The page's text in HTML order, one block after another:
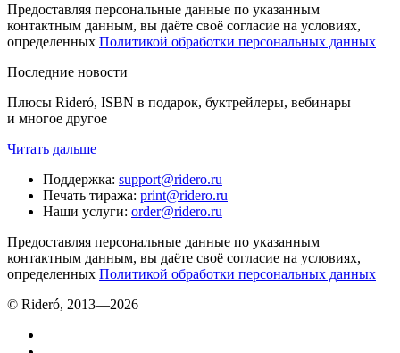
Предоставляя персональные данные по указанным
контактным данным, вы даёте своё согласие на условиях,
определенных Политикой обработки персональных данных
Последние новости
Плюсы Rideró, ISBN в подарок, буктрейлеры, вебинары
и многое другое
Читать дальше
Поддержка: support@ridero.ru
Печать тиража: print@ridero.ru
Наши услуги: order@ridero.ru
Предоставляя персональные данные по указанным
контактным данным, вы даёте своё согласие на условиях,
определенных Политикой обработки персональных данных
© Rideró, 2013—2026